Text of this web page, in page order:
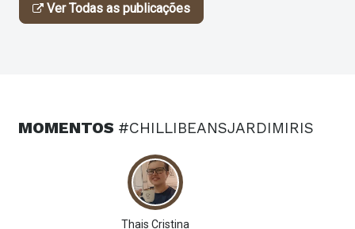
Ver Todas as publicações
MOMENTOS #CHILLIBEANSJARDIMIRIS
Thais Cristina